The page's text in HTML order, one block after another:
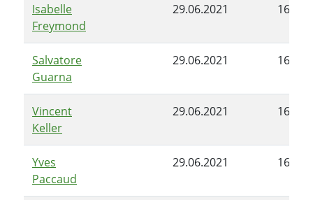
Isabelle
Freymond
29.06.2021
Salvatore
Guarna
29.06.2021
Vincent
Keller
29.06.2021
Yves
Paccaud
29.06.2021